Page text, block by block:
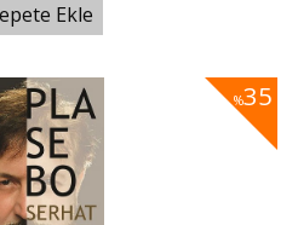
Ekle
%35